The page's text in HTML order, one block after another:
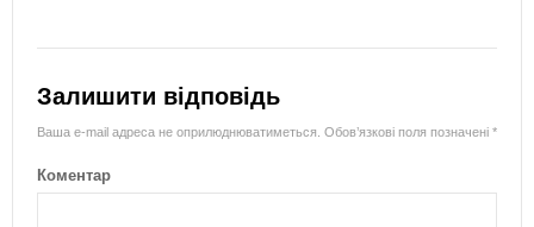
Залишити відповідь
Ваша e-mail адреса не оприлюднюватиметься. Обов’язкові поля позначені *
Коментар